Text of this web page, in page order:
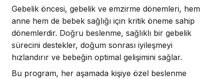
Gebelik öncesi, gebelik ve emzirme dönemleri, hem
anne hem de bebek sağlığı için kritik öneme sahip
dönemlerdir. Doğru beslenme, sağlıklı bir gebelik
sürecini destekler, doğum sonrası iyileşmeyi
hızlandırır ve bebeğin optimal gelişimini sağlar.
Bu program, her aşamada kişiye özel beslenme